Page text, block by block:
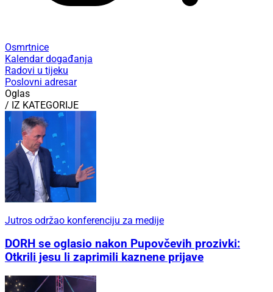
Osmrtnice
Kalendar događanja
Radovi u tijeku
Poslovni adresar
Oglas
/ IZ KATEGORIJE
Jutros održao konferenciju za medije
DORH se oglasio nakon Pupovčevih prozivki:
Otkrili jesu li zaprimili kaznene prijave